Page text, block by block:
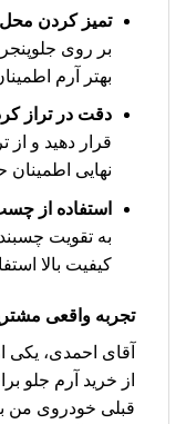
تمیز کردن
بر روی
بهتر آرم
دقت در تراز
قرار دهید و از
نهایی اطمینان
استفاده از
به تقویت
کیفیت بالا
تجربه واقعی
آقای احمدی، یکی
قبلی خودروی من